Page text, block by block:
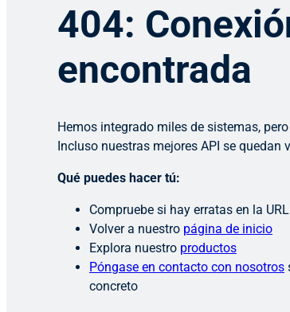
404:
encontrada
Hemos integrado miles de sistemas,
Incluso nuestras mejores API se quedan
Qué puedes hacer tú:
Compruebe si hay erratas en la URL
Volver a nuestro página de inicio
Explora nuestro productos
Póngase en contacto con nosotros
concreto